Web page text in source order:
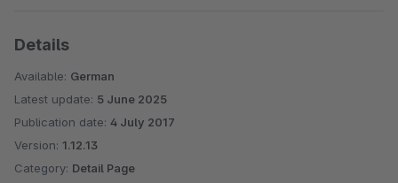
Details
Available: German
Latest update: 5 June 2025
Publication date: 4 July 2017
Version: 1.12.13
Category: Detail Page